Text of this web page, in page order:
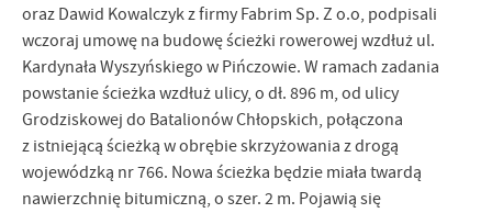
oraz Dawid Kowalczyk z firmy Fabrim Sp. Z o.o, podpisali
wczoraj umowę na budowę ścieżki rowerowej wzdłuż ul.
Kardynała Wyszyńskiego w Pińczowie. W ramach zadania
powstanie ścieżka wzdłuż ulicy, o dł. 896 m, od ulicy
Grodziskowej do Batalionów Chłopskich, połączona
z istniejącą ścieżką w obrębie skrzyżowania z drogą
wojewódzką nr 766. Nowa ścieżka będzie miała twardą
nawierzchnię bitumiczną, o szer. 2 m. Pojawią się